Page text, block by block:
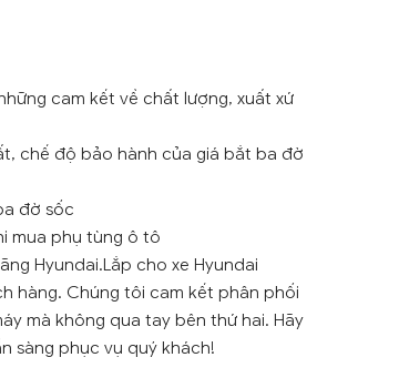
cam kết về chất lượng, xuất xứ
chế độ bảo hành của giá bắt ba đờ
đờ sốc
mua phụ tùng ô tô
Hyundai.Lắp cho xe Hyundai
hàng. Chúng tôi cam kết phân phối
mà không qua tay bên thứ hai. Hãy
sàng phục vụ quý khách!